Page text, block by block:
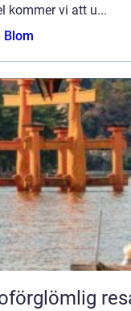
kommer vi att u...
Blom